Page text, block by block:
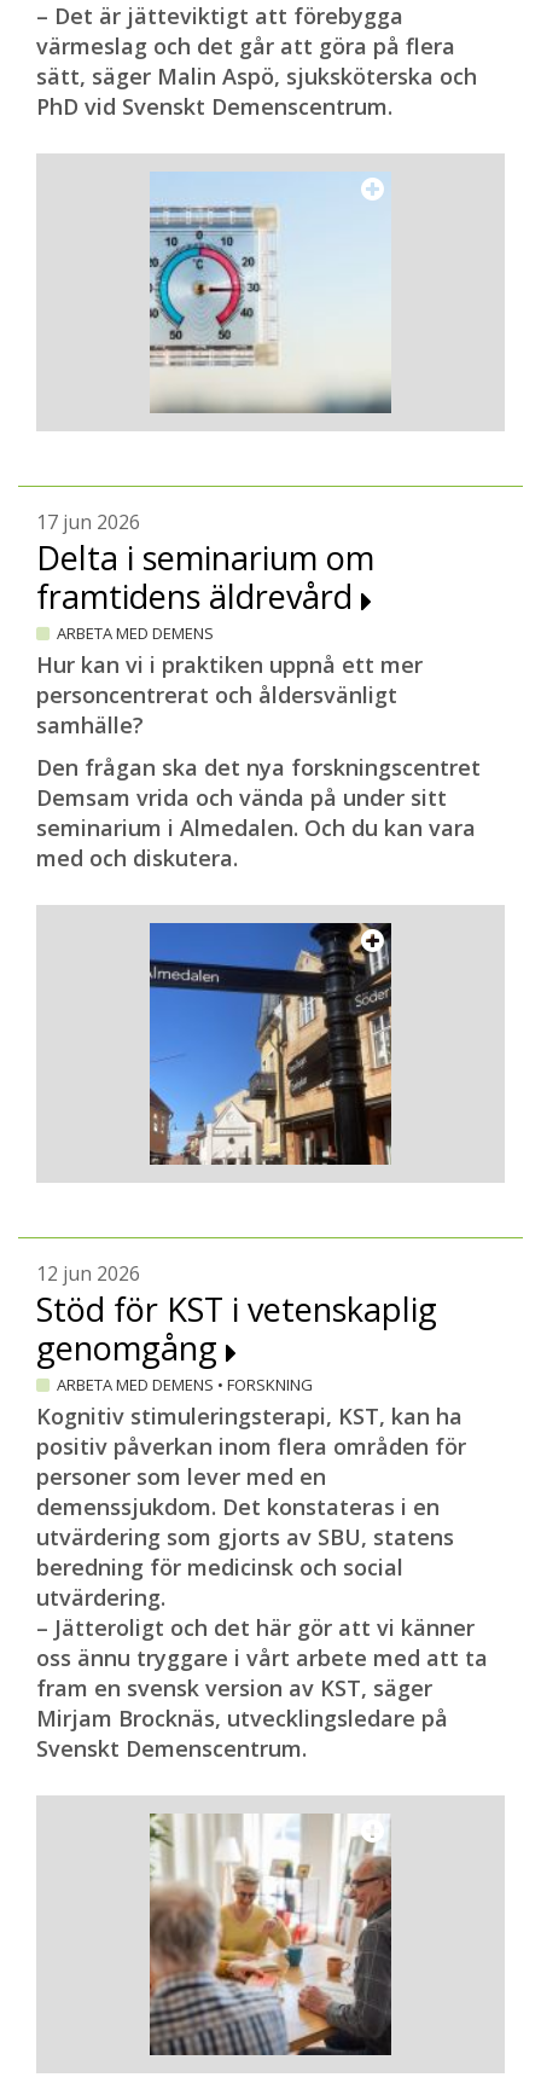
– Det är jätteviktigt att förebygga
värmeslag och det går att göra på flera
sätt, säger Malin Aspö, sjuksköterska och
PhD vid Svenskt Demenscentrum.
17 jun 2026
Delta i seminarium om
framtidens äldrevård
ARBETA MED DEMENS
Hur kan vi i praktiken uppnå ett mer
personcentrerat och åldersvänligt
samhälle?
Den frågan ska det nya forskningscentret
Demsam vrida och vända på under sitt
seminarium i Almedalen. Och du kan vara
med och diskutera.
12 jun 2026
Stöd för KST i vetenskaplig
genomgång
ARBETA MED DEMENS • FORSKNING
Kognitiv stimuleringsterapi, KST, kan ha
positiv påverkan inom flera områden för
personer som lever med en
demenssjukdom. Det konstateras i en
utvärdering som gjorts av SBU, statens
beredning för medicinsk och social
utvärdering.
– Jätteroligt och det här gör att vi känner
oss ännu tryggare i vårt arbete med att ta
fram en svensk version av KST, säger
Mirjam Brocknäs, utvecklingsledare på
Svenskt Demenscentrum.